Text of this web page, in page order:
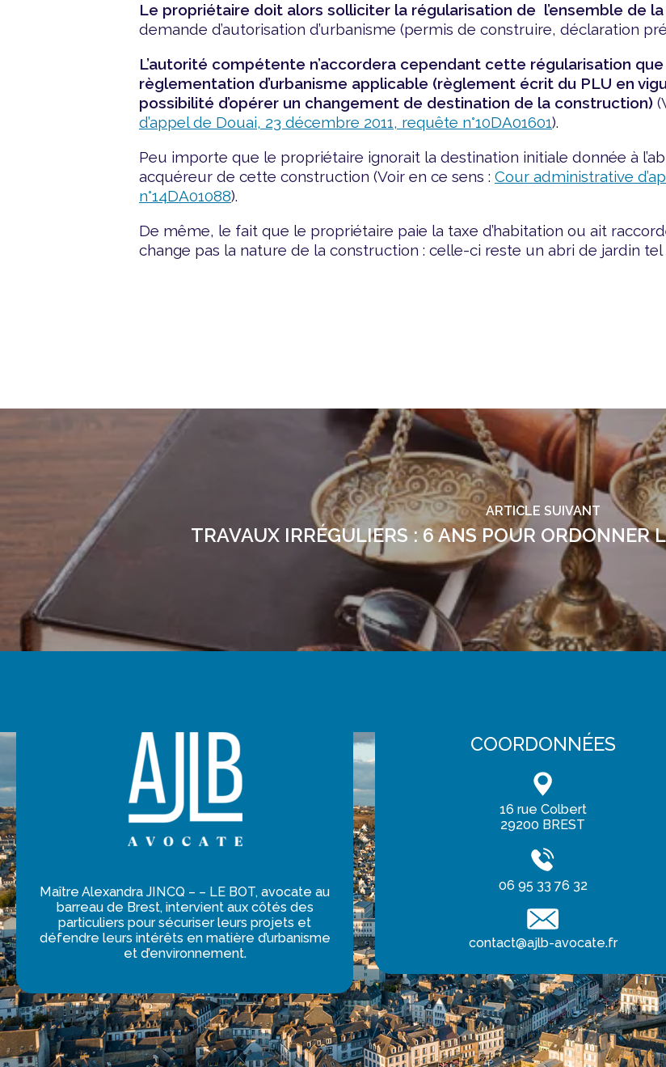
Le propriétaire doit alors solliciter la régularisation de l’ensemble de
demande d’autorisation d’urbanisme (permis de construire, déclaration
L’autorité compétente n’accordera cependant cette régularisation
règlementation d’urbanisme applicable (règlement écrit du PLU en
possibilité d’opérer un changement de destination de la construction)
d’appel de Douai, 23 décembre 2011, requête n°10DA01601).
Peu importe que le propriétaire ignorait la destination initiale donnée à
acquéreur de cette construction (Voir en ce sens : Cour administrative
n°14DA01088).
De même, le fait que le propriétaire paie la taxe d’habitation ou ait
change pas la nature de la construction : celle-ci reste un abri de jardin tel
ARTICLE SUIVANT
TRAVAUX IRRÉGULIERS : 6 ANS POUR ORDONNER
Maître Alexandra JINCQ – – LE BOT, avocate au
barreau de Brest, intervient aux côtés des
particuliers pour sécuriser leurs projets et
défendre leurs intérêts en matière d’urbanisme
et d’environnement.
COORDONNÉES
16 rue Colbert
29200 BREST
06 95 33 76 32
contact@ajlb-avocate.fr